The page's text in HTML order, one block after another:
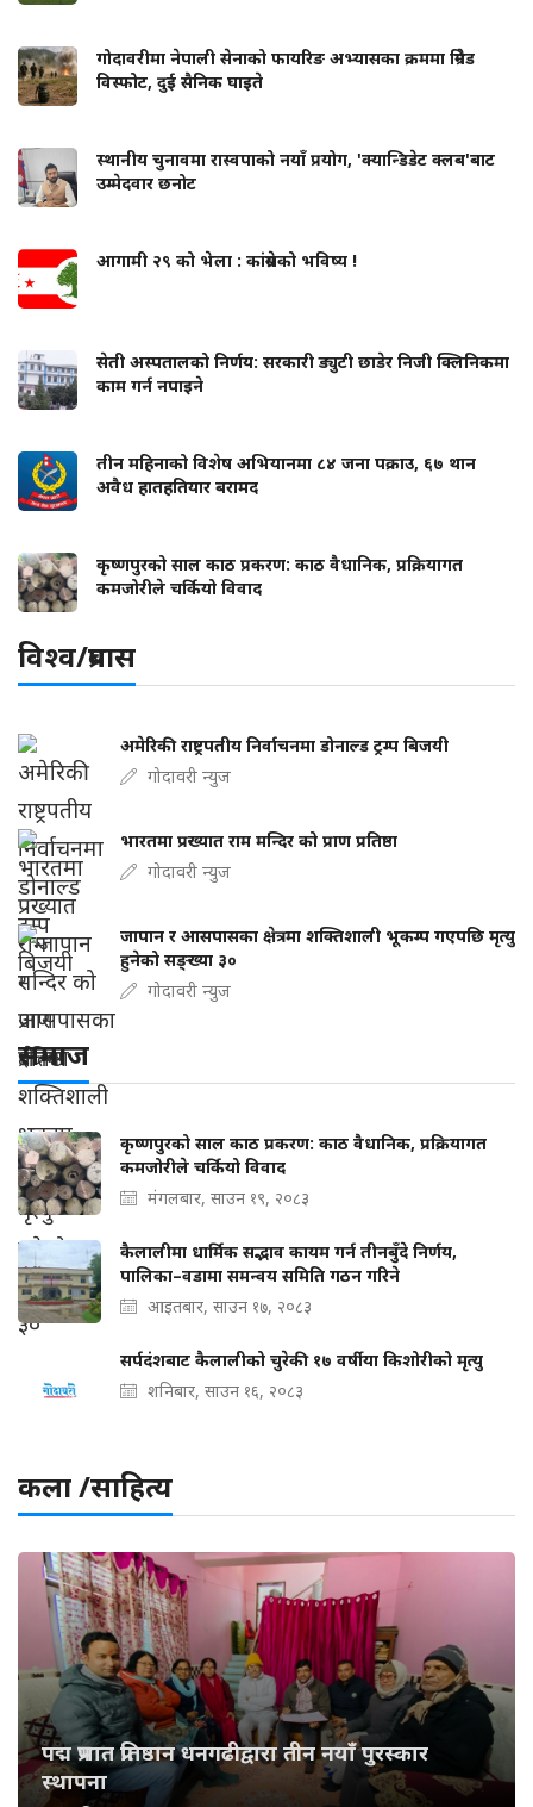
गोदावरीमा नेपाली सेनाको फायरिङ अभ्यासका क्रममा ग्रिनेड
विस्फोट, दुई सैनिक घाइते
स्थानीय चुनावमा रास्वपाको नयाँ प्रयोग, 'क्यान्डिडेट क्लब'बाट
उम्मेदवार छनोट
आगामी २९ को भेला : कांग्रेसको भविष्य !
सेती अस्पतालको निर्णय: सरकारी ड्युटी छाडेर निजी क्लिनिकमा
काम गर्न नपाइने
तीन महिनाको विशेष अभियानमा ८४ जना पक्राउ, ६७ थान
अवैध हातहतियार बरामद
कृष्णपुरको साल काठ प्रकरण: काठ वैधानिक, प्रक्रियागत
कमजोरीले चर्कियो विवाद
विश्व/प्रबास
अमेरिकी राष्ट्रपतीय निर्वाचनमा डोनाल्ड ट्रम्प बिजयी
गोदावरी न्युज
भारतमा प्रख्यात राम मन्दिर को प्राण प्रतिष्ठा
गोदावरी न्युज
जापान र आसपासका क्षेत्रमा शक्तिशाली भूकम्प गएपछि मृत्यु
हुनेको सङ्ख्या ३०
गोदावरी न्युज
समाज
कृष्णपुरको साल काठ प्रकरण: काठ वैधानिक, प्रक्रियागत
कमजोरीले चर्कियो विवाद
मंगलबार, साउन १९, २०८३
कैलालीमा धार्मिक सद्भाव कायम गर्न तीनबुँदे निर्णय,
पालिका–वडामा समन्वय समिति गठन गरिने
आइतबार, साउन १७, २०८३
सर्पदंशबाट कैलालीको चुरेकी १७ वर्षीया किशोरीको मृत्यु
शनिबार, साउन १६, २०८३
कला /साहित्य
पद्म प्रभात प्रतिष्ठान धनगढीद्वारा तीन नयाँ पुरस्कार
स्थापना